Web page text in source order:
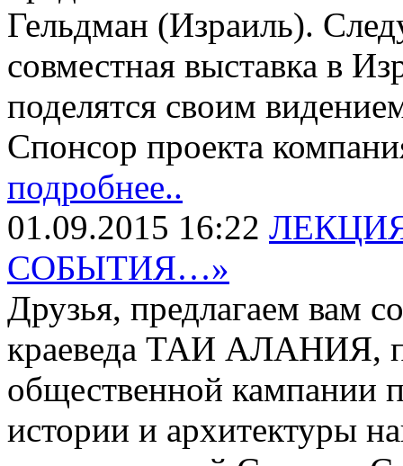
Гельдман (Израиль).
совместная выставка в
поделятся своим
Спонсор проекта
подробнее..
01.09.2015 16:22
СОБЫТИЯ…»
Друзья, предлагаем вам
краеведа ТАИ АЛАНИЯ,
общественной кампании
истории и архитектуры